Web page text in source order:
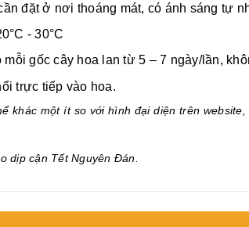
đặt ở nơi thoáng mát, có ánh sáng tự
- 30°C
gốc cây hoa lan từ 5 – 7 ngày/lần,
trực tiếp vào hoa.
khác một ít so với hình đại diện trên
dịp cận Tết Nguyên Đán.